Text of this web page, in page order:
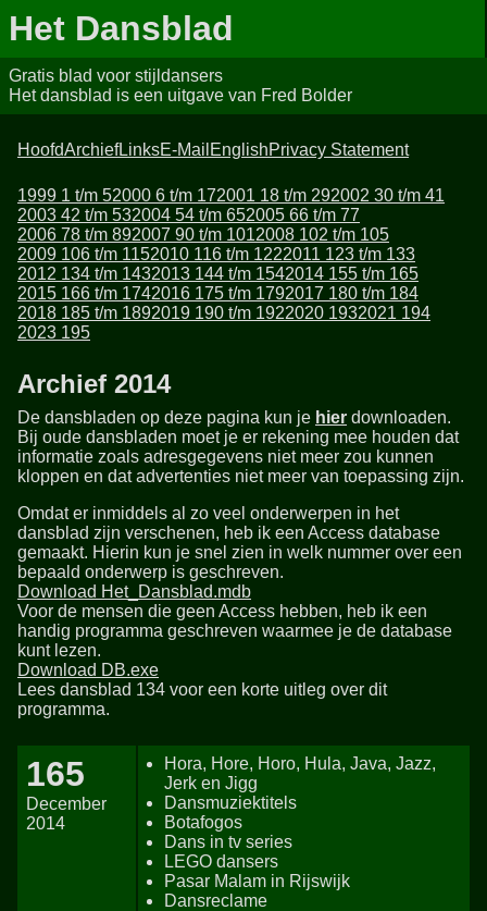
Het Dansblad
Gratis blad voor stijldansers
Het dansblad is een uitgave van Fred Bolder
HoofdArchiefLinksE-Mail EnglishPrivacy Statement
1999 1 t/m 52000 6 t/m 172001 18 t/m 292002 30 t/m 41
2003 42 t/m 532004 54 t/m 652005 66 t/m 77
2006 78 t/m 892007 90 t/m 1012008 102 t/m 105
2009 106 t/m 1152010 116 t/m 1222011 123 t/m 133
2012 134 t/m 1432013 144 t/m 1542014 155 t/m 165
2015 166 t/m 1742016 175 t/m 1792017 180 t/m 184
2018 185 t/m 1892019 190 t/m 1922020 1932021 194
2023 195
Archief 2014
De dansbladen op deze pagina kun je hier downloaden.
Bij oude dansbladen moet je er rekening mee houden dat
informatie zoals adresgegevens niet meer zou kunnen
kloppen en dat advertenties niet meer van toepassing zijn.
Omdat er inmiddels al zo veel onderwerpen in het
dansblad zijn verschenen, heb ik een Access database
gemaakt. Hierin kun je snel zien in welk nummer over een
bepaald onderwerp is geschreven.
Download Het_Dansblad.mdb
Voor de mensen die geen Access hebben, heb ik een
handig programma geschreven waarmee je de database
kunt lezen.
Download DB.exe
Lees dansblad 134 voor een korte uitleg over dit
programma.
165
December
2014
Hora, Hore, Horo, Hula, Java, Jazz,
Jerk en Jigg
Dansmuziektitels
Botafogos
Dans in tv series
LEGO dansers
Pasar Malam in Rijswijk
Dansreclame